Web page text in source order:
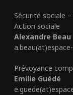
Sécurité sociale
Action sociale
Alexandre Beau
Prévoyance
Emilie Guédé